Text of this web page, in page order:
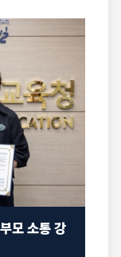
모 소통 강